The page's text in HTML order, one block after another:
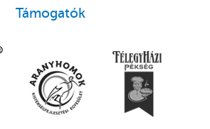
Támogatók